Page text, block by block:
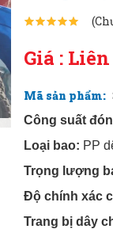
Giá :
Mã sản phẩm:
Công suất
Loại bao: PP
Trọng lượng
Độ chính xác
Trang bị dây